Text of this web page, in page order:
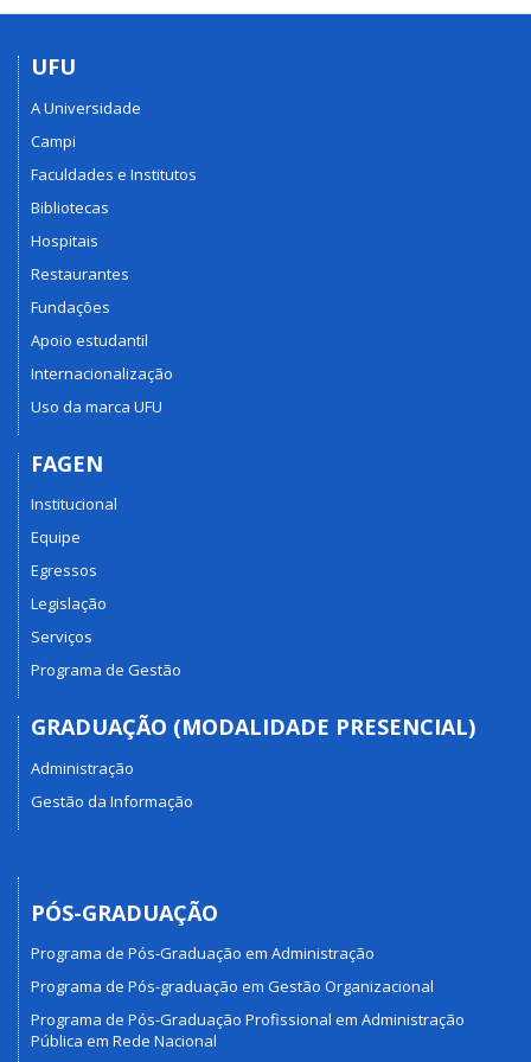
UFU
A Universidade
Campi
Faculdades e Institutos
Bibliotecas
Hospitais
Restaurantes
Fundações
Apoio estudantil
Internacionalização
Uso da marca UFU
FAGEN
Institucional
Equipe
Egressos
Legislação
Serviços
Programa de Gestão
GRADUAÇÃO (MODALIDADE PRESENCIAL)
Administração
Gestão da Informação
PÓS-GRADUAÇÃO
Programa de Pós-Graduação em Administração
Programa de Pós-graduação em Gestão Organizacional
Programa de Pós-Graduação Profissional em Administração
Pública em Rede Nacional